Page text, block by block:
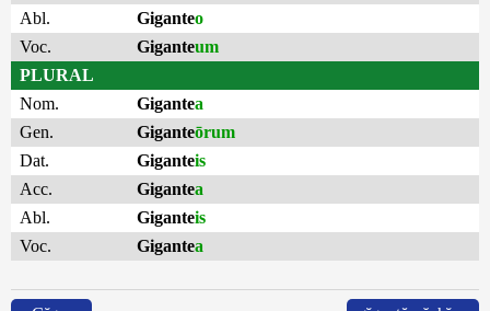
Abl.
Giganteo
Voc.
Giganteum
PLURAL
Nom.
Gigantea
Gen.
Giganteōrum
Dat.
Giganteis
Acc.
Gigantea
Abl.
Giganteis
Voc.
Gigantea